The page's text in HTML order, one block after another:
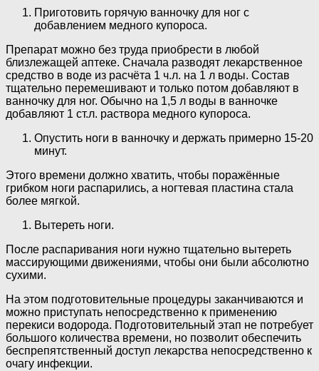
Приготовить горячую ванночку для ног с
добавлением медного купороса.
Препарат можно без труда приобрести в любой
близлежащей аптеке. Сначала разводят лекарственное
средство в воде из расчёта 1 ч.л. на 1 л воды. Состав
тщательно перемешивают и только потом добавляют в
ванночку для ног. Обычно на 1,5 л воды в ванночке
добавляют 1 ст.л. раствора медного купороса.
Опустить ноги в ванночку и держать примерно 15-20
минут.
Этого времени должно хватить, чтобы поражённые
грибком ноги распарились, а ногтевая пластина стала
более мягкой.
Вытереть ноги.
После распаривания ноги нужно тщательно вытереть
массирующими движениями, чтобы они были абсолютно
сухими.
На этом подготовительные процедуры заканчиваются и
можно приступать непосредственно к применению
перекиси водорода. Подготовительный этап не потребует
большого количества времени, но позволит обеспечить
беспрепятственный доступ лекарства непосредственно к
очагу инфекции.